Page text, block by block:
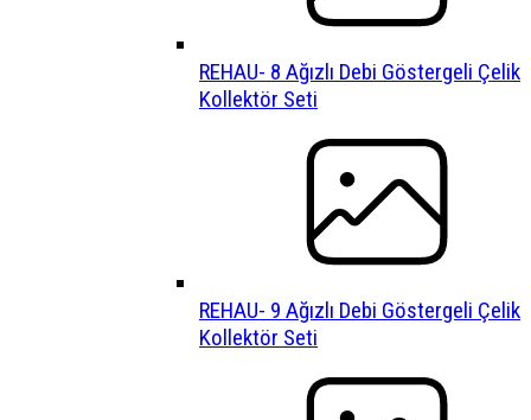
REHAU- 8 Ağızlı Debi Göstergeli Çelik
Kollektör Seti
REHAU- 9 Ağızlı Debi Göstergeli Çelik
Kollektör Seti